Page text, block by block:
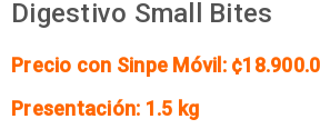
Digestivo Small Bites
Precio con Sinpe Móvil:
Presentación: 1.5 kg